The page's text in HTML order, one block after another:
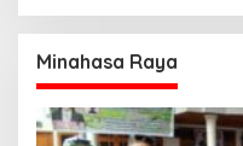
Minahasa Raya